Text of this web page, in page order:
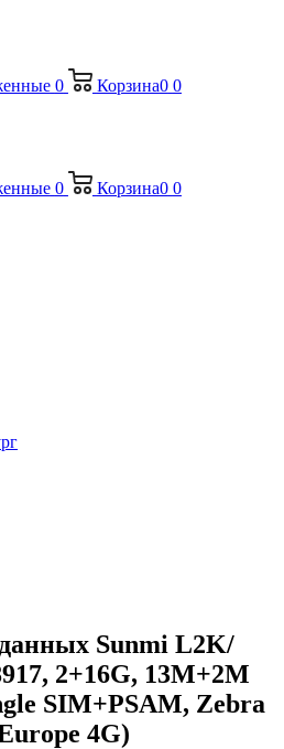
0 Корзина0 0
0 Корзина0 0
Sunmi L2K/
2+16G, 13M+2M
SIM+PSAM, Zebra
4G)